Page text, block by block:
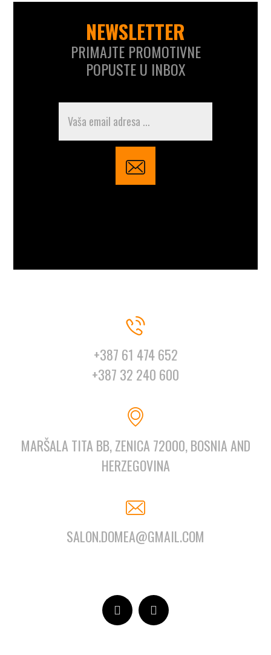
NEWSLETTER
PRIMAJTE PROMOTIVNE
POPUSTE U INBOX
+387 61 474 652
+387 32 240 600
MARŠALA TITA BB, ZENICA 72000, BOSNIA AND
HERZEGOVINA
SALON.DOMEA@GMAIL.COM